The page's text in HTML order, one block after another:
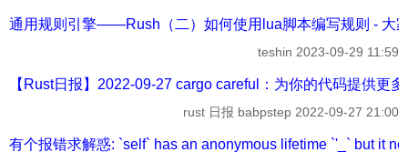
通用规则引擎——Rush（二）如何使用lua脚本编写规则 - 大
teshin 2023-09-29 11:59
【Rust日报】2022-09-27 cargo careful：为你的代码提供更
rust 日报 babpstep 2022-09-27 21:00
有个报错求解惑: `self` has an anonymous lifetime `'_` but it